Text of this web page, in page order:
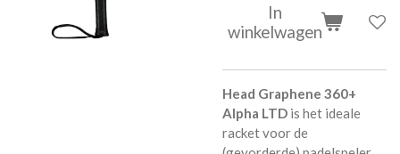
In
winkelwagen
Head Graphene 360+
Alpha LTD is het ideale
racket voor de